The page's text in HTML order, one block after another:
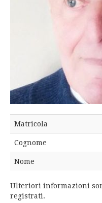
Matricola
Cognome
Nome
Ulteriori informazioni
registrati.